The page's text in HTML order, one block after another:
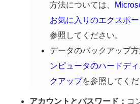
方法については、
お気に入りのエクスポ
参照してください。
データのバックアップ方
ンピュータのハードデ
クアップを参照してくだ
アカウントとパスワード： コ